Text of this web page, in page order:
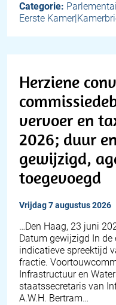
Categorie:
Eerste
Herziene
vervoer en
2026; duur
gewijzigd,
toegevoegd
vrijdag 7 augustus 2026
…Den Haag, 23 juni
Datum gewijzigd In de
indicatieve spreektijd
fractie.
Infrastructuur en
staatssecretaris van
A.W.H. Bertram…